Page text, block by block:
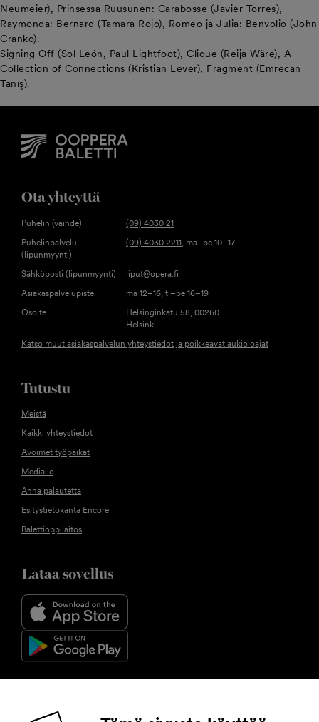
Neumeier), Prinsessa Ruusunen: Carabosse (Javier Torres),
Raymonda: Bernard (Tamara Rojo), Romeo ja Julia: Benvolio (John
Cranko).
Signing Off (Sol León, Paul Lightfoot), Clique (Reija Wäre), A
Collection of Connections (Kristian Lever), Fragment (Emrecan
Tanış).
Ota yhteyttä
Puhelin (vaihde)
(09) 4030 21
Puhelinpalvelu
(lipunmyynti)
(09) 4030 2211, ma–pe 10–17
Sähköposti (lipunmyynti)
liput@opera.fi
Asiakaspalvelupiste
ma 12–16, ti–pe 16–19
Osoite
Helsinginkatu 58, 00260
Helsinki
Katso muut asiakaspalvelun yhteystiedot ja poikkeavat aukioloajat
Tutustu
Meistä
Kaikki yhteystiedot
Avoimet työpaikat
Medialle
Anna palautetta
Esitystietokanta Encore
Balettioppilaitos
Lataa sovellus